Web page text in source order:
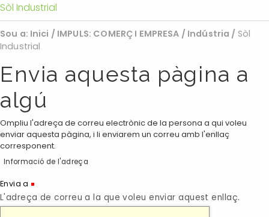
Sòl Industrial
Sou a: Inici / IMPULS: COMERÇ I EMPRESA / Indústria / Sòl
Industrial
Envia aquesta pàgina a
algú
Ompliu l'adreça de correu electrònic de la persona a qui voleu
enviar aquesta pàgina, i li enviarem un correu amb l'enllaç
corresponent.
Informació de l'adreça
Envia a
L'adreça de correu a la que voleu enviar aquest enllaç.